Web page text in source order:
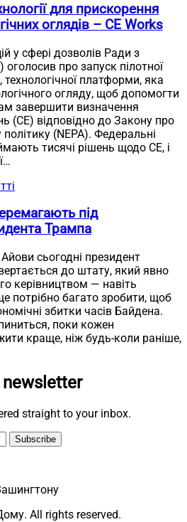
для прискорення
оглядів – CE Works
у сфері дозволів Ради з
оголосив про запуск пілотної
платформи, яка
огляду, щоб допомогти
завершити визначення
(CE) відповідно до Закону про
(NEPA). Федеральні
тисячі рішень щодо CE, і
під
Трампа
сьогодні президент
до штату, який явно
керівництвом — навіть
потрібно багато зробити, щоб
збитки часів Байдена.
поки кожен
краще, ніж будь-коли раніше,
straight to your inbox.
Subscribe
All rights reserved.